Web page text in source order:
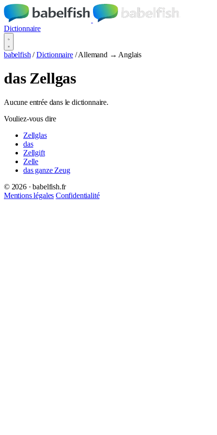
Dictionnaire
babelfish / Dictionnaire / Allemand → Anglais
das Zellgas
Aucune entrée dans le dictionnaire.
Vouliez-vous dire
Zellglas
das
Zellgift
Zelle
das ganze Zeug
© 2026 · babelfish.fr
Mentions légales Confidentialité